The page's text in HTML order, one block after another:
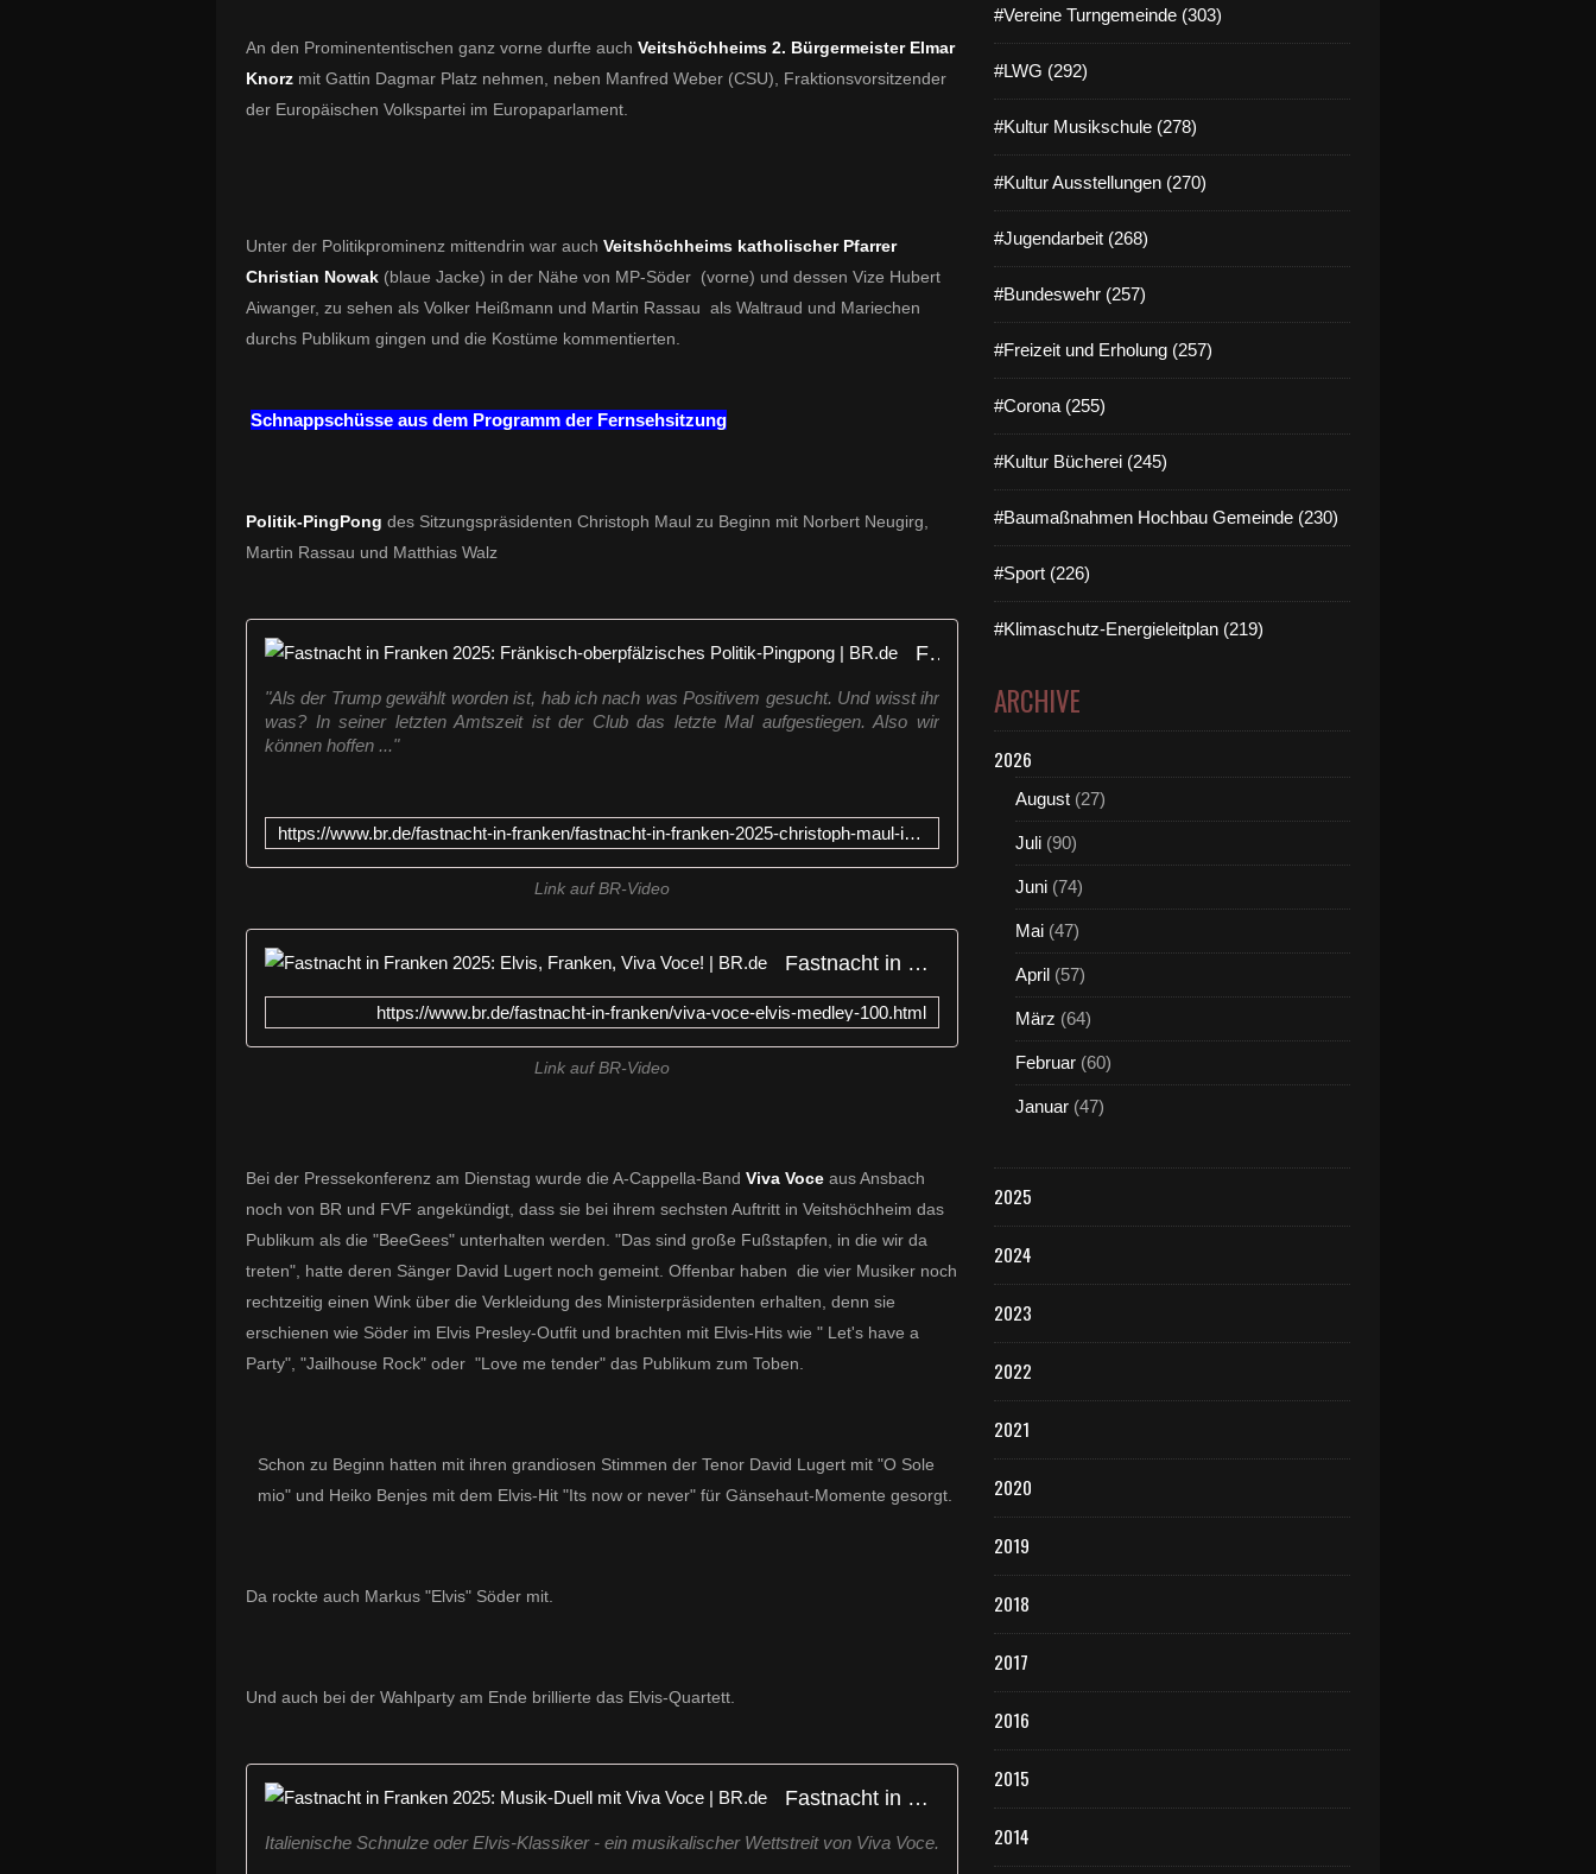
An den Prominententischen ganz vorne durfte auch Veitshöchheims 2. Bürgermeister Elmar
Knorz mit Gattin Dagmar Platz nehmen, neben Manfred Weber (CSU), Fraktionsvorsitzender
der Europäischen Volkspartei im Europaparlament.
Unter der Politikprominenz mittendrin war auch Veitshöchheims katholischer Pfarrer
Christian Nowak (blaue Jacke) in der Nähe von MP-Söder (vorne) und dessen Vize Hubert
Aiwanger, zu sehen als Volker Heißmann und Martin Rassau als Waltraud und Mariechen
durchs Publikum gingen und die Kostüme kommentierten.
Schnappschüsse aus dem Programm der Fernsehsitzung
Politik-PingPong des Sitzungspräsidenten Christoph Maul zu Beginn mit Norbert Neugirg,
Martin Rassau und Matthias Walz
Fastnacht in Franken 2025: Fränkisch-oberpfälzisches Politik-Pingpong | BR.de
"Als der Trump gewählt worden ist, hab ich nach was Positivem gesucht. Und wisst ihr
was? In seiner letzten Amtszeit ist der Club das letzte Mal aufgestiegen. Also wir
können hoffen ..."
https://www.br.de/fastnacht-in-franken/fastnacht-in-franken-2025-christoph-maul-im-politik-pingpong-102.html
Link auf BR-Video
Fastnacht in Franken 2025: Elvis, Franken, Viva Voce! | BR.de
https://www.br.de/fastnacht-in-franken/viva-voce-elvis-medley-100.html
Link auf BR-Video
Bei der Pressekonferenz am Dienstag wurde die A-Cappella-Band Viva Voce aus Ansbach
noch von BR und FVF angekündigt, dass sie bei ihrem sechsten Auftritt in Veitshöchheim das
Publikum als die "BeeGees" unterhalten werden. "Das sind große Fußstapfen, in die wir da
treten", hatte deren Sänger David Lugert noch gemeint. Offenbar haben die vier Musiker noch
rechtzeitig einen Wink über die Verkleidung des Ministerpräsidenten erhalten, denn sie
erschienen wie Söder im Elvis Presley-Outfit und brachten mit Elvis-Hits wie " Let's have a
Party", "Jailhouse Rock" oder "Love me tender" das Publikum zum Toben.
Schon zu Beginn hatten mit ihren grandiosen Stimmen der Tenor David Lugert mit "O Sole
mio" und Heiko Benjes mit dem Elvis-Hit "Its now or never" für Gänsehaut-Momente gesorgt.
Da rockte auch Markus "Elvis" Söder mit.
Und auch bei der Wahlparty am Ende brillierte das Elvis-Quartett.
Fastnacht in Franken 2025: Musik-Duell mit Viva Voce | BR.de
Italienische Schnulze oder Elvis-Klassiker - ein musikalischer Wettstreit von Viva Voce.
#Vereine Turngemeinde (303)
#LWG (292)
#Kultur Musikschule (278)
#Kultur Ausstellungen (270)
#Jugendarbeit (268)
#Bundeswehr (257)
#Freizeit und Erholung (257)
#Corona (255)
#Kultur Bücherei (245)
#Baumaßnahmen Hochbau Gemeinde (230)
#Sport (226)
#Klimaschutz-Energieleitplan (219)
ARCHIVE
2026
August (27)
Juli (90)
Juni (74)
Mai (47)
April (57)
März (64)
Februar (60)
Januar (47)
2025
2024
2023
2022
2021
2020
2019
2018
2017
2016
2015
2014